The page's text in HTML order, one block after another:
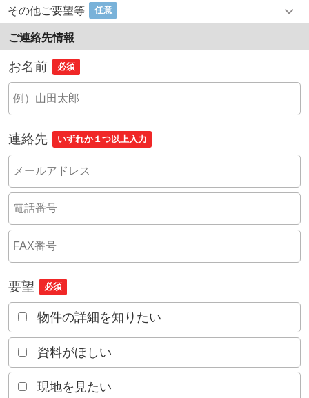
その他ご要望等 任意
ご連絡先情報
お名前 必須
連絡先 いずれか１つ以上入力
要望 必須
物件の詳細を知りたい
資料がほしい
現地を見たい